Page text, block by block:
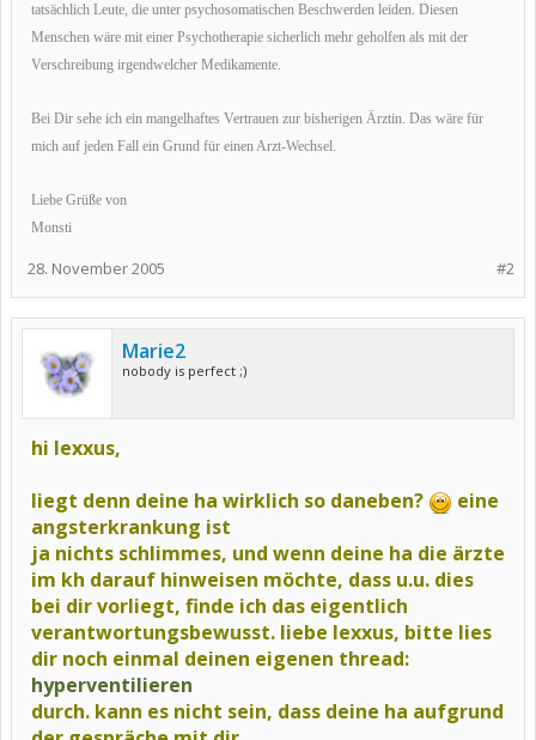
tatsächlich Leute, die unter psychosomatischen Beschwerden leiden. Diesen
Menschen wäre mit einer Psychotherapie sicherlich mehr geholfen als mit der
Verschreibung irgendwelcher Medikamente.
Bei Dir sehe ich ein mangelhaftes Vertrauen zur bisherigen Ärztin. Das wäre für
mich auf jeden Fall ein Grund für einen Arzt-Wechsel.
Liebe Grüße von
Monsti
#2
28. November 2005
Marie2
nobody is perfect ;)
hi lexxus,
liegt denn deine ha wirklich so daneben?
eine
angsterkrankung ist
ja nichts schlimmes, und wenn deine ha die ärzte
im kh darauf hinweisen möchte, dass u.u. dies
bei dir vorliegt, finde ich das eigentlich
verantwortungsbewusst. liebe lexxus, bitte lies
dir noch einmal deinen eigenen thread:
hyperventilieren
durch. kann es nicht sein, dass deine ha aufgrund